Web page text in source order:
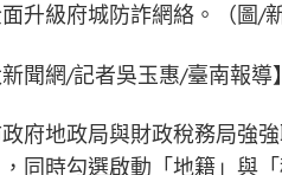
升級府城防詐網絡。（圖/新
新聞網/記者吳玉惠/臺南報導】
府地政局與財政稅務局強
同時勾選啟動「地籍」與